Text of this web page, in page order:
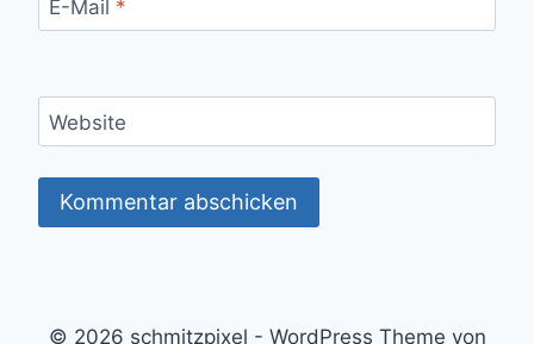
E-Mail *
Website
© 2026 schmitzpixel - WordPress Theme von